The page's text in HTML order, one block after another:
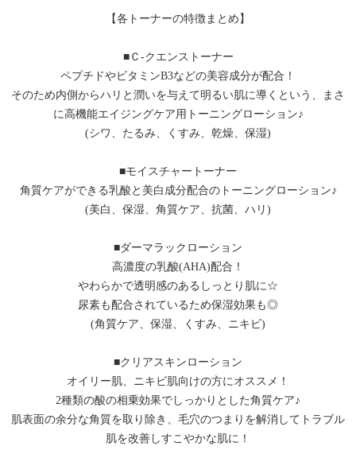
【各トーナーの特徴まとめ】
■Ｃ-クエンストーナー
ペプチドやビタミンB3などの美容成分が配合！
そのため内側からハリと潤いを与えて明るい肌に導くという、まさ
に高機能エイジングケア用トーニングローション♪
(シワ、たるみ、くすみ、乾燥、保湿)
■モイスチャートーナー
角質ケアができる乳酸と美白成分配合のトーニングローション♪
(美白、保湿、角質ケア、抗菌、ハリ)
■ダーマラックローション
高濃度の乳酸(AHA)配合！
やわらかで透明感のあるしっとり肌に☆
尿素も配合されているため保湿効果も◎
(角質ケア、保湿、くすみ、ニキビ)
■クリアスキンローション
オイリー肌、ニキビ肌向けの方にオススメ！
2種類の酸の相乗効果でしっかりとした角質ケア♪
肌表面の余分な角質を取り除き、毛穴のつまりを解消してトラブル
肌を改善しすこやかな肌に！